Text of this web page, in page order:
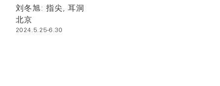
刘冬旭: 指尖, 耳洞
北京
2024.5.25-6.30